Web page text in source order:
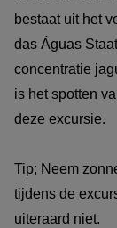
bestaat uit het
das Águas
concentratie
is het spotten
deze excursie.
Tip; Neem
tijdens de
uiteraard niet.